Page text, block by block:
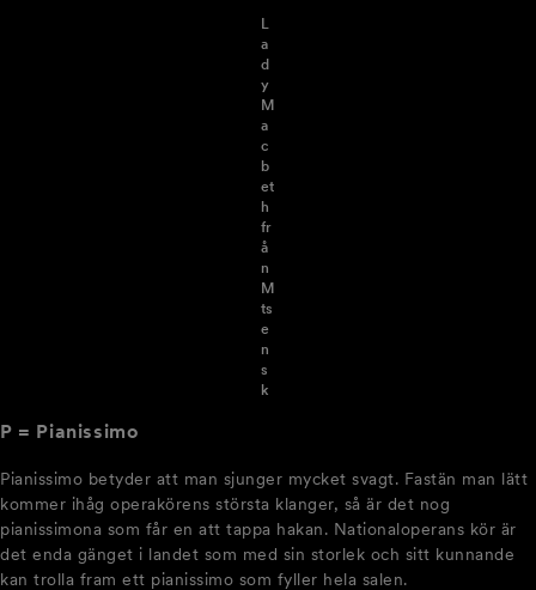
L
a
d
y
M
a
c
b
et
h
fr
å
n
M
ts
e
n
s
k
P = Pianissimo
Pianissimo betyder att man sjunger mycket svagt. Fastän man lätt
kommer ihåg operakörens största klanger, så är det nog
pianissimona som får en att tappa hakan. Nationaloperans kör är
det enda gänget i landet som med sin storlek och sitt kunnande
kan trolla fram ett pianissimo som fyller hela salen.